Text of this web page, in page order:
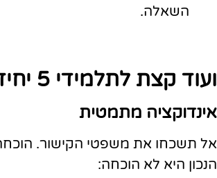
השאלה.
ועוד קצת לתלמידי 5 יחידות
אינדוקציה מתמטית
אל תשכחו את משפטי הקישור.
הנכון היא לא הוכחה: